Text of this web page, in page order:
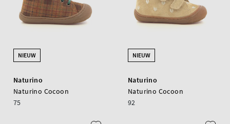
NIEUW
Naturino
Naturino Cocoon
75
NIEUW
Naturino
Naturino Cocoon
92